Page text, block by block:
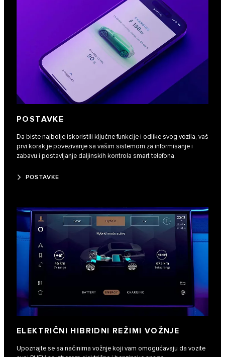
POSTAVKE
Da biste najbolje iskoristili ključne funkcije i odlike svog vozila, vaš
prvi korak je povezivanje sa vašim sistemom za informisanje i
zabavu i postavljanje daljinskih kontrola smart telefona.
POSTAVKE
ELEKTRIČNI HIBRIDNI REŽIMI VOŽNJE
Upoznajte se sa načinima vožnje koji vam omogućavaju da vozite